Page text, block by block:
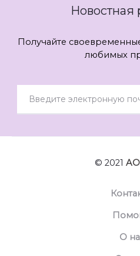
Новостная
Получайте
любимых
© 2021
О